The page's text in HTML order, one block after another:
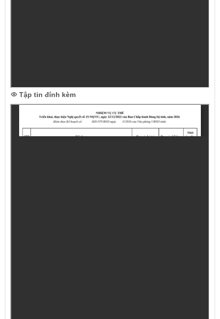
Tập tin đính kèm